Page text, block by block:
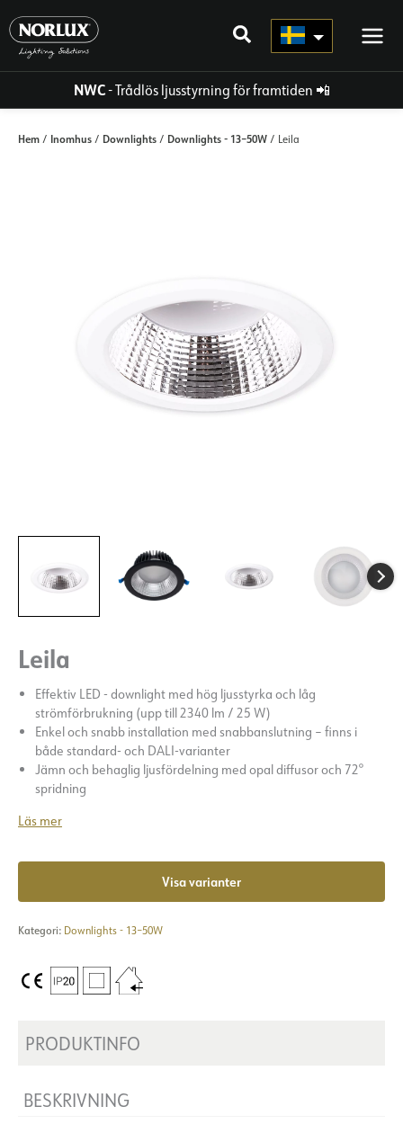
direkt
innehållet
NWC- Trådlös ljusstyrning för framtiden 📲
Hem / Inomhus / Downlights / Downlights - 13–50W / Leila
Leila
Effektiv LED - downlight med hög ljusstyrka och låg
strömförbrukning (upp till 2340 lm / 25 W)
Enkel och snabb installation med snabbanslutning – finns i
både standard- och DALI-varianter
Jämn och behaglig ljusfördelning med opal diffusor och 72°
spridning
Läs mer
Visa varianter
Kategori: Downlights - 13–50W
PRODUKTINFO
BESKRIVNING